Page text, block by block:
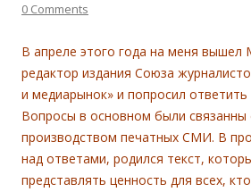
0 Comments
В апреле этого года на меня вышел
редактор издания Союза
и медиарынок» и попросил
Вопросы в основном были связанны
производством печатных СМИ. В
над ответами, родился текст,
представлять ценность для всех,